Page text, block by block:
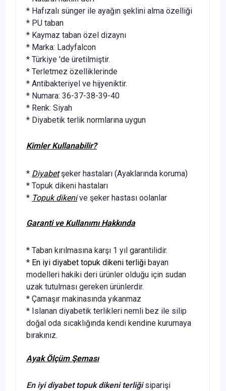
* Hafızalı sünger ile ayağın şeklini alma özelliği
* PU taban
* Kaymaz taban özel dizaynı
* Marka: Ladyfalcon
* Türkiye 'de üretilmiştir.
* Terletmez özelliklerinde
* Antibakteriyel ve hijyeniktir.
* Numara: 36-37-38-39-40
* Renk: Siyah
* Diyabetik terlik normlarına uygun
Kimler Kullanabilir?
* Diyabetşeker hastaları (Ayaklarında koruma)
* Topuk dikeni hastaları
* Topuk dikenive şeker hastası oolanlar
Garanti ve Kullanımı Hakkında
* Taban kırılmasına karşı 1 yıl garantilidir.
* En iyi diyabet topuk dikeni terliği bayan
modelleri hakiki deri ürünler olduğu için sudan
uzak tutulması gereken ürünlerdir.
* Çamaşır makinasında yıkanmaz
* Islanan diyabetik terlikleri nemli bez ile silip
doğal oda sıcaklığında kendi kendine kurumaya
bırakınız.
Ayak Ölçüm Şeması
En iyi diyabet topuk dikeni terliğisiparişi